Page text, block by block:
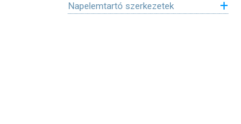
Napelemtartó szerkezetek